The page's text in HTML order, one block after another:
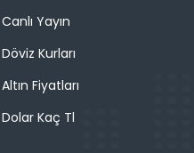
Canlı Yayın
Döviz Kurları
Altın Fiyatları
Dolar Kaç Tl